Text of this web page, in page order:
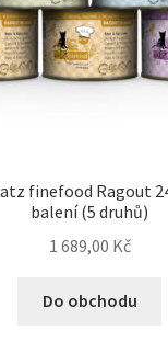
finefood Ragout
balení (5 druhů)
1 689,00 Kč
Do obchodu